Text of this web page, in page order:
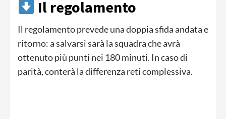
Il regolamento
Il regolamento prevede una doppia sfida andata e
ritorno: a salvarsi sarà la squadra che avrà
ottenuto più punti nei 180 minuti. In caso di
parità, conterà la differenza reti complessiva.